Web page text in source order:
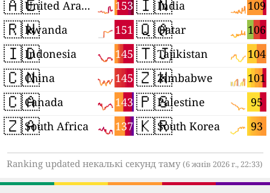
🇦🇪 153
United Arab Emirates
🇷🇼 151
Rwanda
🇮🇩 145
Indonesia
🇨🇳 145
China
🇨🇦 143
Canada
🇿🇦 137
South Africa
🇮🇳 109
India
🇶🇦 106
Qatar
🇹🇯 104
Tajikistan
🇿🇼 101
Zimbabwe
🇵🇸 95
Palestine
🇰🇷 93
South Korea
Ranking updated некалькі секунд таму(6 жнів 2026 г., 22:33)